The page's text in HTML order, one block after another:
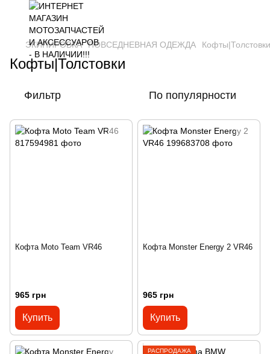
ЭКИПИРОВКА ПОВСЕДНЕВНАЯ ОДЕЖДА Кофты|Толстовки
Кофты|Толстовки
Фильтр По популярности
Кофта Moto Team VR46
965 грн
Купить
Кофта Monster Energy 2 VR46
965 грн
Купить
РАСПРОДАЖА